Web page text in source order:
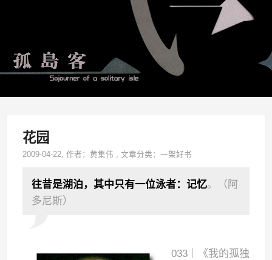
花园
2009-04-22, 作者：黄集伟 ,文章分类：一架好书
往昔是湖泊，其中只有一位泳者：记忆。（阿
多尼斯）
033｜《我的孤独